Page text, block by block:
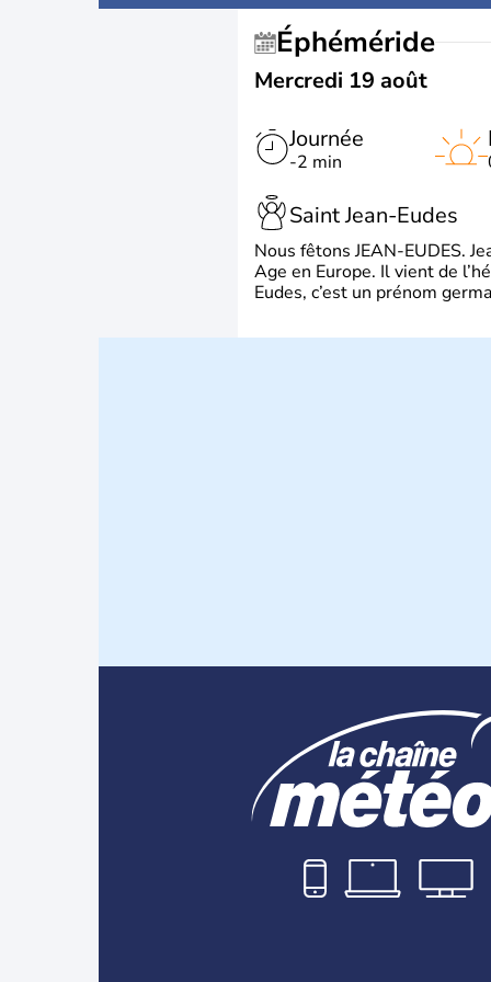
Éphéméride
Mercredi 19 août
Journée
-2 min
Saint Jean-Eudes
Nous fêtons JEAN-EUDES.
Age en Europe. Il vient de
Eudes, c’est un prénom